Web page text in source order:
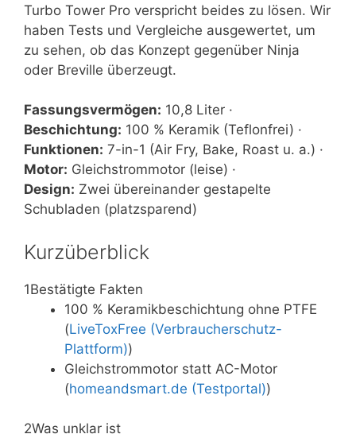
Turbo Tower Pro verspricht beides zu lösen. Wir
haben Tests und Vergleiche ausgewertet, um
zu sehen, ob das Konzept gegenüber Ninja
oder Breville überzeugt.
Fassungsvermögen: 10,8 Liter ·
Beschichtung: 100 % Keramik (Teflonfrei) ·
Funktionen: 7-in-1 (Air Fry, Bake, Roast u. a.) ·
Motor: Gleichstrommotor (leise) ·
Design: Zwei übereinander gestapelte
Schubladen (platzsparend)
Kurzüberblick
1Bestätigte Fakten
100 % Keramikbeschichtung ohne PTFE
(LiveToxFree (Verbraucherschutz-
Plattform))
Gleichstrommotor statt AC-Motor
(homeandsmart.de (Testportal))
2Was unklar ist